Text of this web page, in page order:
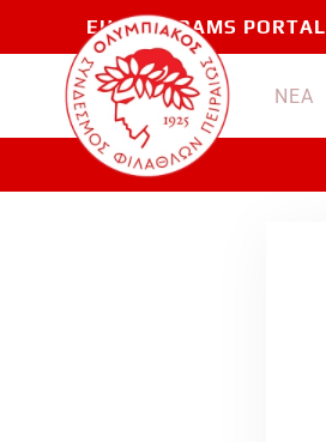
Skip to main content
EU PROGRAMS PORTAL
ΝΕΑ